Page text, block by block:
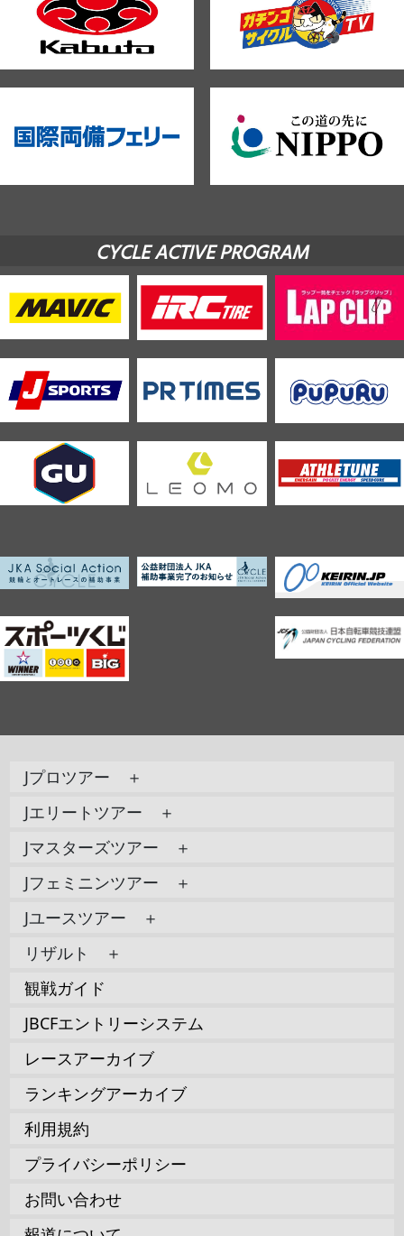
CYCLE ACTIVE PROGRAM
Jプロツアー ＋
Jエリートツアー ＋
Jマスターズツアー ＋
Jフェミニンツアー ＋
Jユースツアー ＋
リザルト ＋
観戦ガイド
JBCFエントリーシステム
レースアーカイブ
ランキングアーカイブ
利用規約
プライバシーポリシー
お問い合わせ